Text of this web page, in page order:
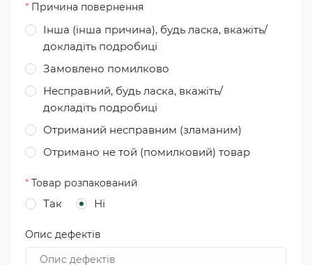
* Причина повернення
Інша (інша причина), будь ласка, вкажіть/
докладіть подробиці
Замовлено помилково
Несправний, будь ласка, вкажіть/
докладіть подробиці
Отриманий несправним (зламаним)
Отримано не той (помилковий) товар
* Товар розпакований
Так Ні
Опис дефектів